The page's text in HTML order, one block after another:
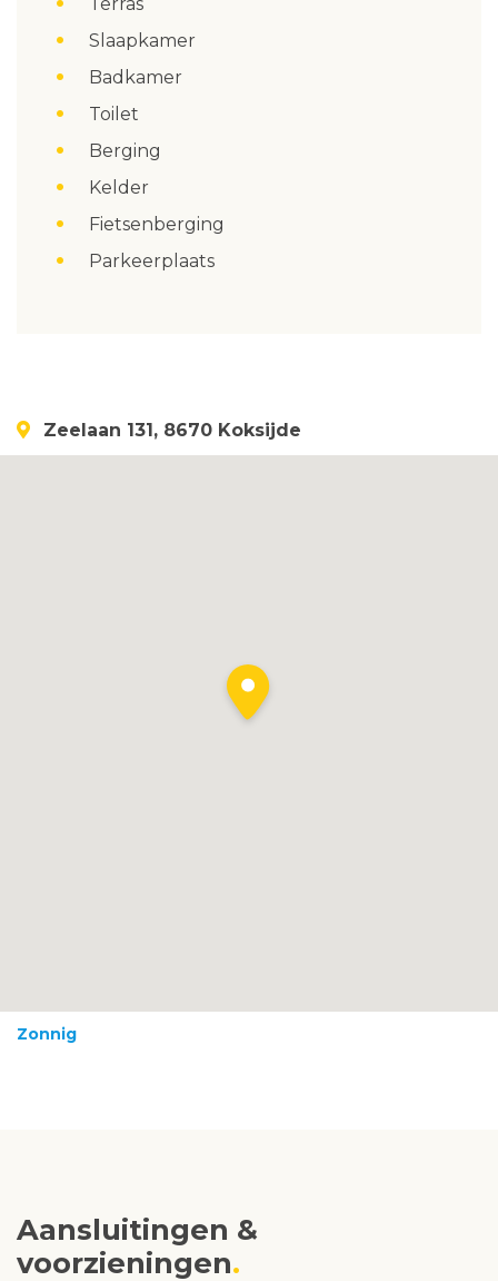
Slaapkamer
Badkamer
Toilet
Berging
Kelder
Fietsenberging
Parkeerplaats
Zeelaan 131, 8670 Koksijde
Zonnig
Aansluitingen &
voorzieningen